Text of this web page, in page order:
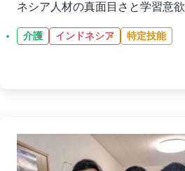
ネシア人材の真面目さと学習意欲
介護 インドネシア 特定技能